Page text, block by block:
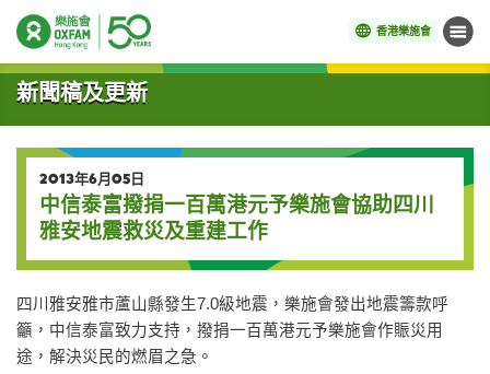
香港樂施會 目錄
開始主要內容
新聞稿及更新
2013年6月05日
中信泰富撥捐一百萬港元予樂施會協助四川
雅安地震救災及重建工作
四川雅安雅市蘆山縣發生7.0級地震，樂施會發出地震籌款呼
籲，中信泰富致力支持，撥捐一百萬港元予樂施會作賑災用
途，解決災民的燃眉之急。